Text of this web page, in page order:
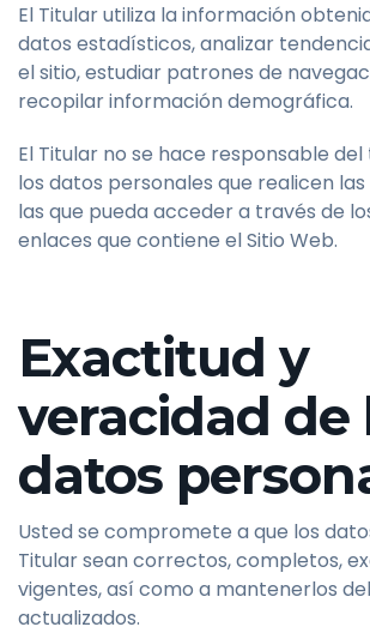
El Titular utiliza la información
datos estadísticos, analizar
el sitio, estudiar patrones de
recopilar información demográfica.
El Titular no se hace responsable
los datos personales que realicen
las que pueda acceder a través de
enlaces que contiene el Sitio Web.
Exactitud y
veracidad de
datos
Usted se compromete a que los
Titular sean correctos, completos,
vigentes, así como a mantenerlos
actualizados.